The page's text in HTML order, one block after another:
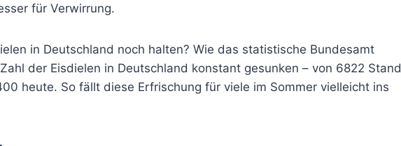
für Verwirrung.
in Deutschland noch halten? Wie das statistische Bundesamt
der Eisdielen in Deutschland konstant gesunken – von 6822 Stand
heute. So fällt diese Erfrischung für viele im Sommer vielleicht ins